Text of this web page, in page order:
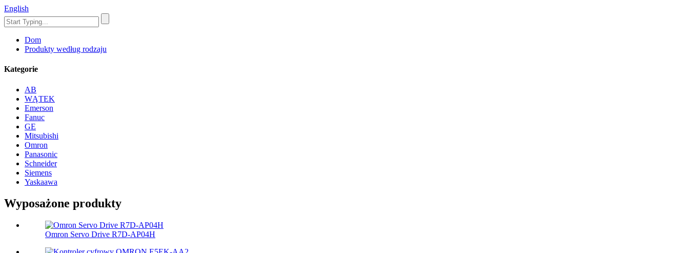
English
Dom
Produkty według rodzaju
Kategorie
AB
WĄTEK
Emerson
Fanuc
GE
Mitsubishi
Omron
Panasonic
Schneider
Siemens
Yaskaawa
Wyposażone produkty
Omron Servo Drive R7D-AP04H